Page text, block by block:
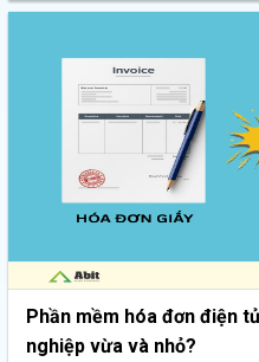
Phần mềm hóa đơn điện
nghiệp vừa và nhỏ?